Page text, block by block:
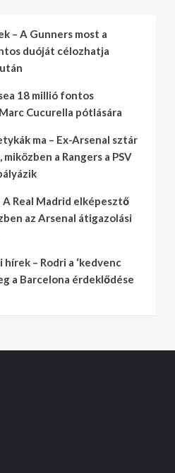
– A Gunners most a
duóját célozhatja
18 millió fontos
Cucurella pótlására
ma – Ex-Arsenal sztár
a Rangers a PSV
Real Madrid elképesztő
az Arsenal átigazolási
– Rodri a ‘kedvenc
a Barcelona érdeklődése